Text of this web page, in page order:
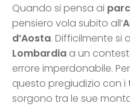
Quando si pensa ai
pensiero vola subito all’
d’Aosta. Difficilmente si
Lombardia a un
errore imperdonabile.
questo pregiudizio con i
sorgono tra le sue